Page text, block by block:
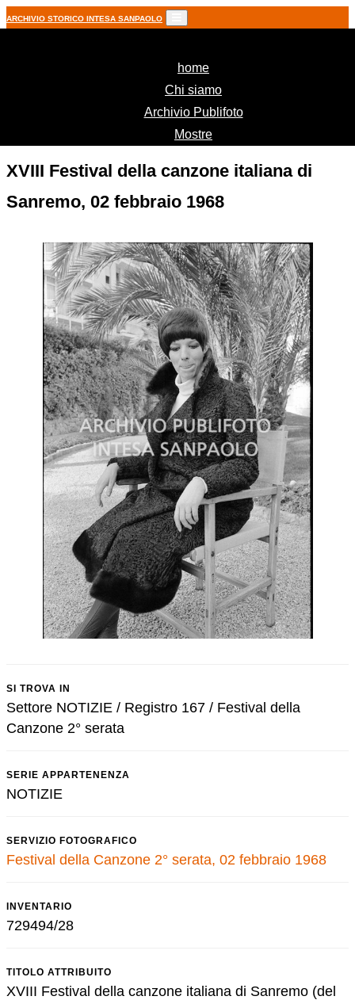
ARCHIVIO STORICO INTESA SANPAOLO
home(current)
Chi siamo
Archivio Publifoto
Mostre
XVIII Festival della canzone italiana di
Sanremo, 02 febbraio 1968
SI TROVA IN
Settore NOTIZIE / Registro 167 / Festival della
Canzone 2° serata
SERIE APPARTENENZA
NOTIZIE
SERVIZIO FOTOGRAFICO
Festival della Canzone 2° serata, 02 febbraio 1968
INVENTARIO
729494/28
TITOLO ATTRIBUITO
XVIII Festival della canzone italiana di Sanremo (del